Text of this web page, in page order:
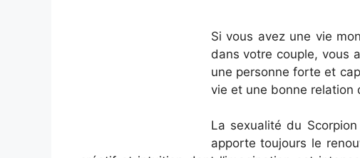
Si vous avez une vie
dans votre couple, vous
une personne forte et
vie et une bonne relation
La sexualité du
apporte toujours le